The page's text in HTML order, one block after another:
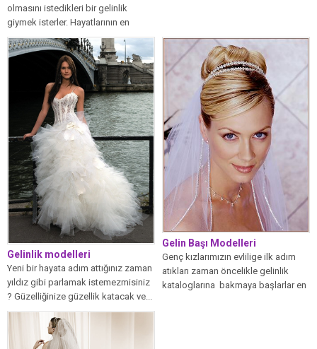
olmasını istedikleri bir gelinlik
giymek isterler. Hayatlarının en
önemli...
Gelinlik modelleri
Yeni bir hayata adım attığınız zaman
yıldız gibi parlamak istemezmisiniz
? Güzelliğinize güzellik katacak ve...
Gelin Başı Modelleri
Genç kızlarımızın evlilige ilk adım
atıkları zaman öncelikle gelinlik
kataloglarına bakmaya başlarlar en